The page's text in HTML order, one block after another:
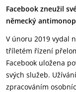
Facebook zneužil
německý
V únoru 2019 vydal
tříletém řízení
Facebook uložena
svých služeb.
zpracováním